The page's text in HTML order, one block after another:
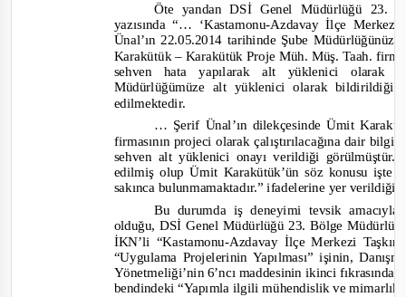
Öte yandan DSİ Genel Müdürlüğü 23.
yazısında“… ‘Kastamonu-Azdavay İlçe Merkezi
Ünal’ın 22.05.2014 tarihinde Şube
Karakütük – Karakütük Proje Müh. Müş. Taah.
sehven hata yapılarak alt yüklenici
Müdürlüğümüze alt yüklenici olarak
edilmektedir.
… Şerif Ünal’ın dilekçesinde Ümit
firmasının projeci olarak çalıştırılacağına dair
sehven alt yüklenici onayı verildiği
edilmiş olup Ümit Karakütük’ün söz konusu işte
sakınca bulunmamaktadır.”ifadelerine yer verildiği
Bu durumda iş deneyimi tevsik
olduğu, DSİ Genel Müdürlüğü 23. Bölge
İKN’li “Kastamonu-Azdavay İlçe Merkezi Taşkın
“Uygulama Projelerinin Yapılması” işinin,
Yönetmeliği’nin 6’ncı maddesinin ikinci fıkrasında
bendindeki “Yapımla ilgili mühendislik ve mimarlık